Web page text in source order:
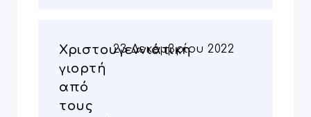
Χριστουγεννιάτικη
γιορτή
από
τους
23 Δεκεμβρίου 2022